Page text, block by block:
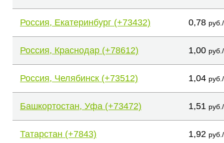
Россия, Екатеринбург (+73432) 0,78
Россия, Краснодар (+78612) 1,00
Россия, Челябинск (+73512) 1,04
Башкортостан, Уфа (+73472) 1,51
Татарстан (+7843) 1,92